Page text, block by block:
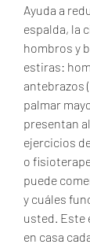
Ayuda a
espalda, la
hombros y
estiras:
antebrazos
palmar
presentan
ejercicios
o
puede
y cuáles
usted. Este
en casa